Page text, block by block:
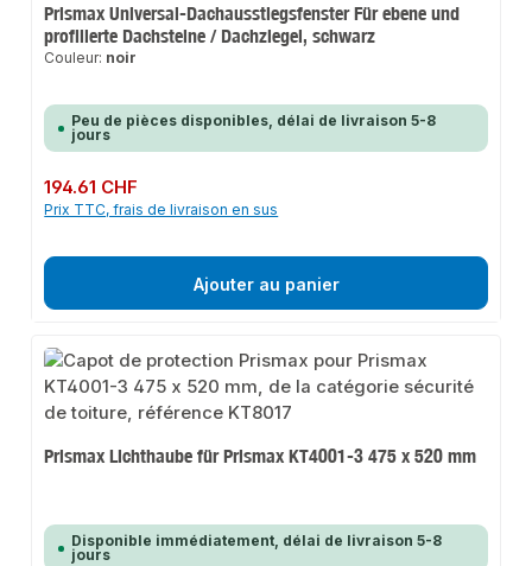
Prismax Universal-Dachausstiegsfenster Für ebene und
profilierte Dachsteine / Dachziegel, schwarz
Couleur: noir
Peu de pièces disponibles, délai de livraison 5-8
jours
Prix régulier :
194.61 CHF
Prix TTC, frais de livraison en sus
Ajouter au panier
Prismax Lichthaube für Prismax KT4001-3 475 x 520 mm
Disponible immédiatement, délai de livraison 5-8
jours